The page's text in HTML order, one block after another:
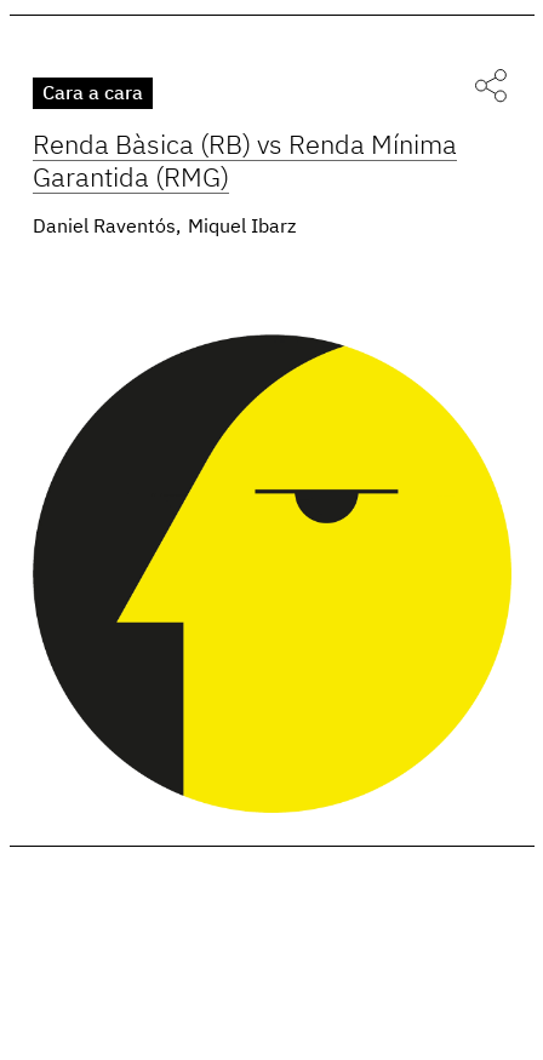
Cara a cara
Renda Bàsica (RB) vs Renda Mínima
Garantida (RMG)
Daniel Raventós Miquel Ibarz